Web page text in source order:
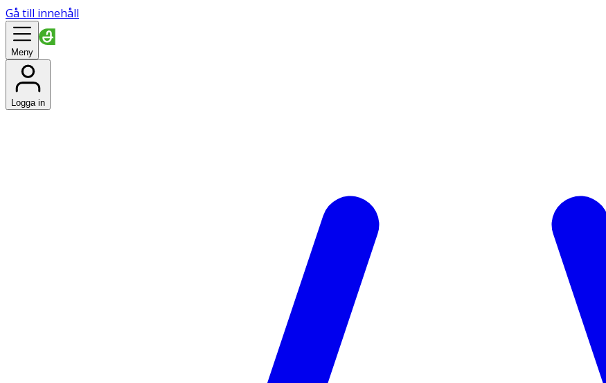
Gå till innehåll
Meny
Logga in